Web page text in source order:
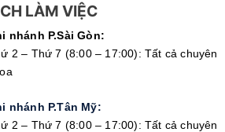
LÀM VIỆC
nhánh P.Sài Gòn:
2 – Thứ 7 (8:00 – 17:00): Tất cả chuyên
nhánh P.Tân Mỹ:
2 – Thứ 7 (8:00 – 17:00): Tất cả chuyên